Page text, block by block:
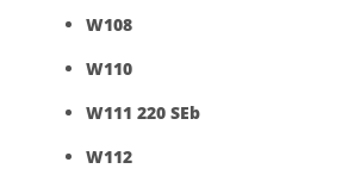
W108
W110
W111 220 SEb
W112